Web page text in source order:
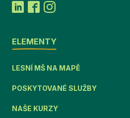
ELEMENTY
LESNÍ MŠ NA MAPĚ
POSKYTOVANÉ SLUŽBY
NAŠE KURZY